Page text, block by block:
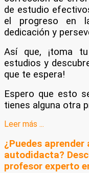
de estudio
el progreso en
dedicación y
Así que, ¡toma
estudios y
que te espera!
Espero que esto
tienes alguna otra
Leer más ...
¿Puedes
autodidacta?
profesor experto